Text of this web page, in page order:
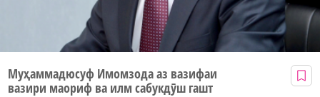
Муҳаммадюсуф Имомзода аз вазифаи
вазири маориф ва илм сабукдӯш гашт